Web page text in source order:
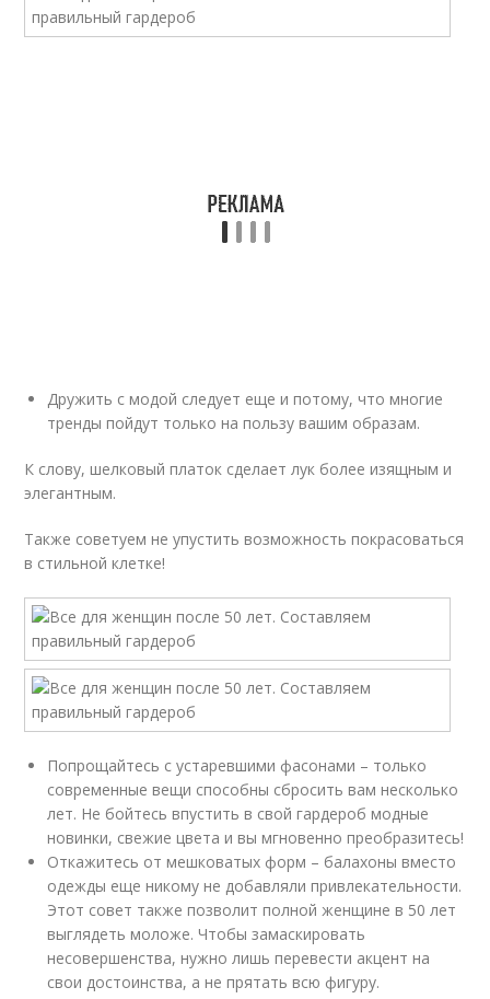
Дружить с модой следует еще и потому, что многие
тренды пойдут только на пользу вашим образам.
К слову, шелковый платок сделает лук более изящным и
элегантным.
Также советуем не упустить возможность покрасоваться
в стильной клетке!
Попрощайтесь с устаревшими фасонами – только
современные вещи способны сбросить вам несколько
лет. Не бойтесь впустить в свой гардероб модные
новинки, свежие цвета и вы мгновенно преобразитесь!
Откажитесь от мешковатых форм – балахоны вместо
одежды еще никому не добавляли привлекательности.
Этот совет также позволит полной женщине в 50 лет
выглядеть моложе. Чтобы замаскировать
несовершенства, нужно лишь перевести акцент на
свои достоинства, а не прятать всю фигуру.